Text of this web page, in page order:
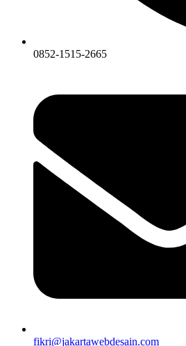
0852-1515-2665
fikri@jakartawebdesain.com